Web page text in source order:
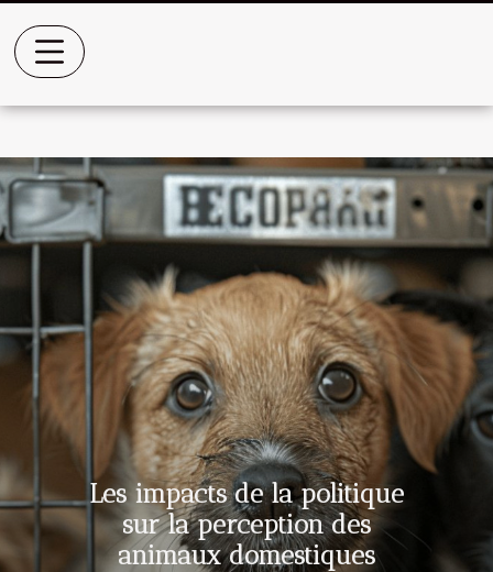
Les impacts de la politique
sur la perception des
animaux domestiques